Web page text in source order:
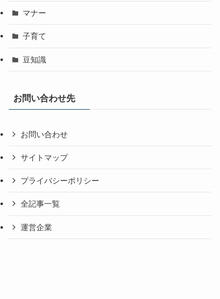
マナー
子育て
豆知識
お問い合わせ先
お問い合わせ
サイトマップ
プライバシーポリシー
全記事一覧
運営企業